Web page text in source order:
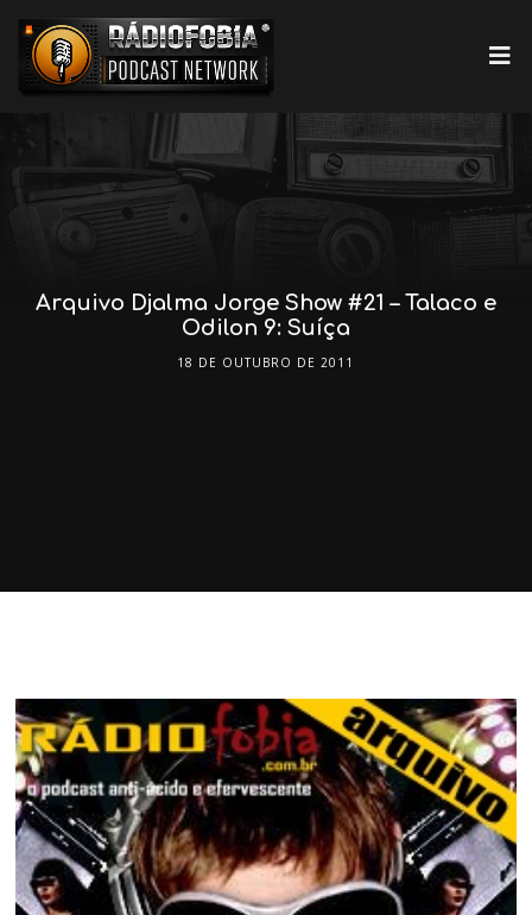
Arquivo Djalma Jorge Show #21 – Talaco e
Odilon 9: Suíça
18 DE OUTUBRO DE 2011